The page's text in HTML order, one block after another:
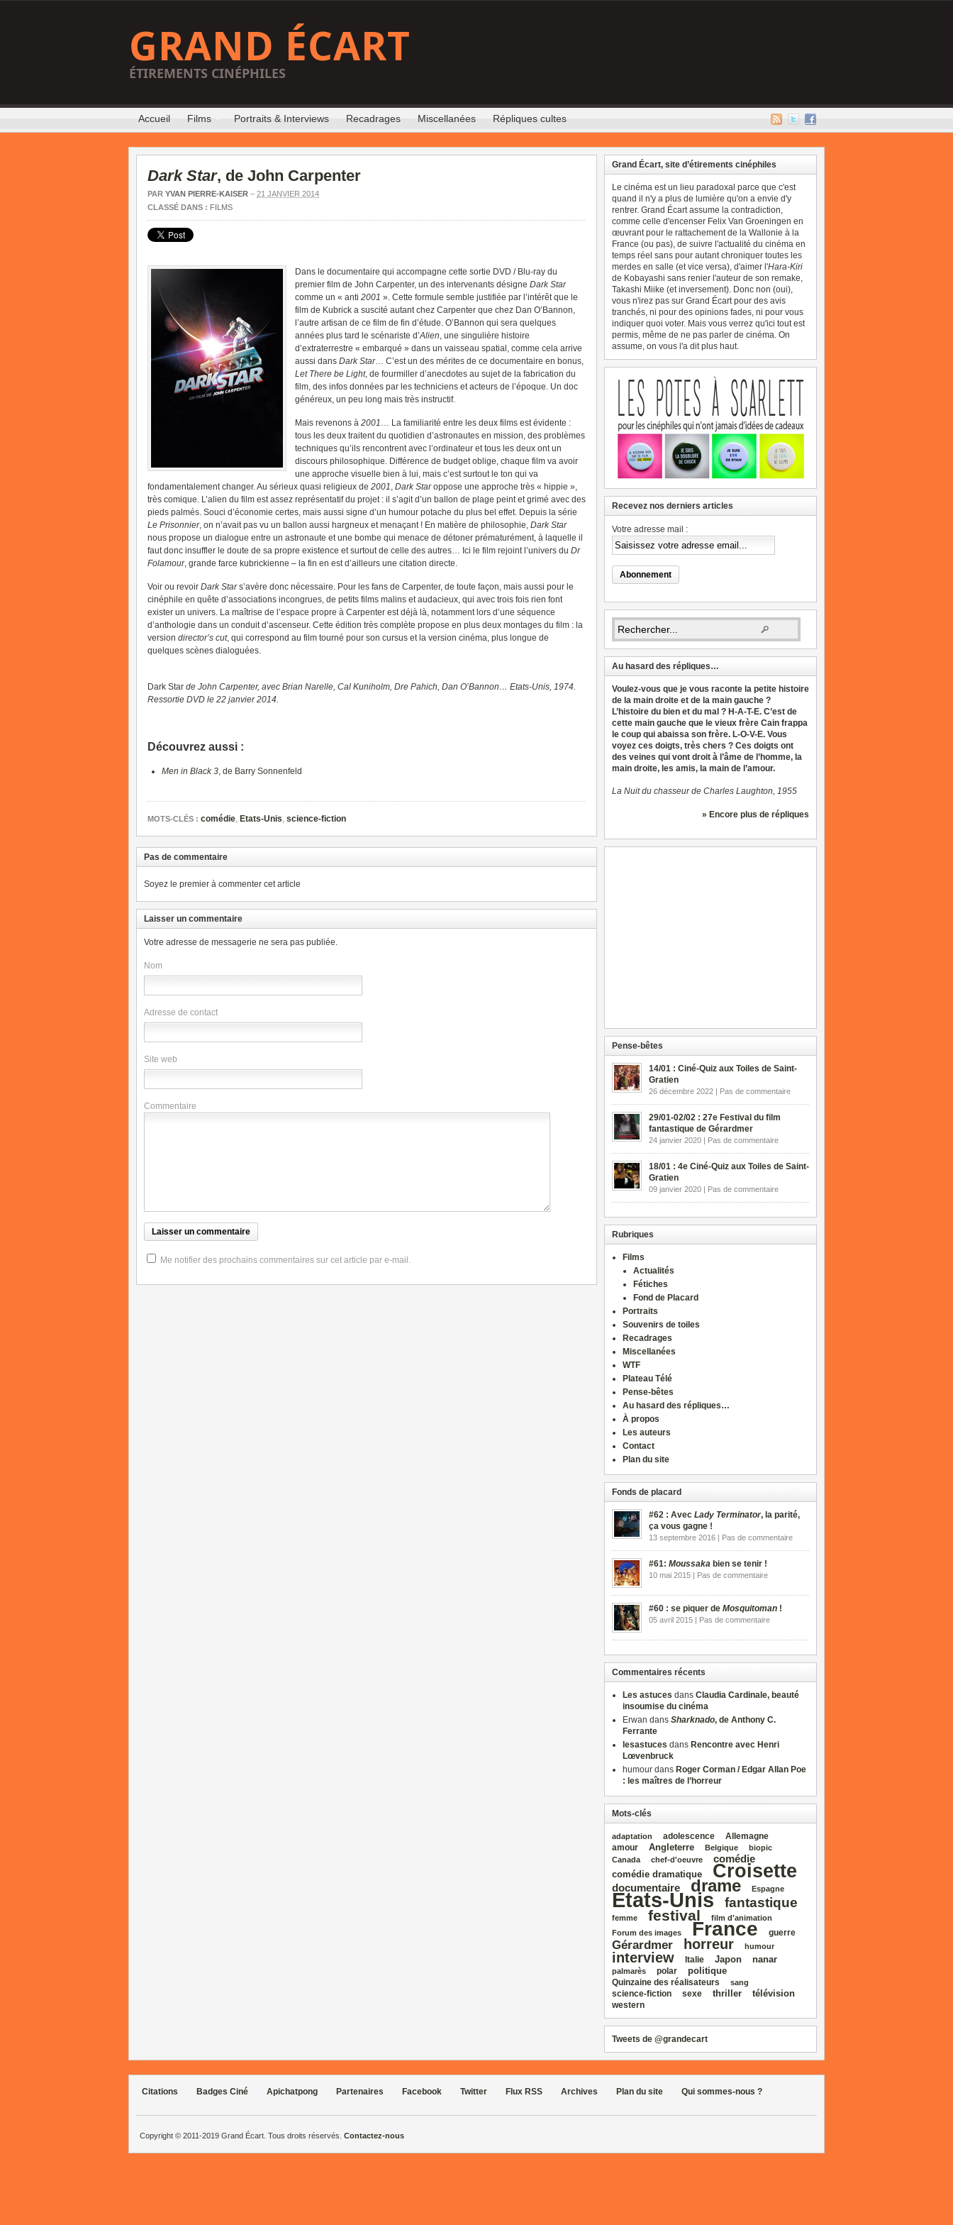
GRAND ÉCART
ÉTIREMENTS CINÉPHILES
Accueil Films Portraits & Interviews Recadrages Miscellanées Répliques cultes
Dark Star, de John Carpenter
PAR YVAN PIERRE-KAISER – 21 JANVIER 2014
CLASSÉ DANS : FILMS
Dans le documentaire qui accompagne cette sortie DVD / Blu-ray du
premier film de John Carpenter, un des intervenants désigne Dark Star
comme un « anti 2001 ». Cette formule semble justifiée par l’intérêt que le
film de Kubrick a suscité autant chez Carpenter que chez Dan O’Bannon,
l’autre artisan de ce film de fin d’étude. O’Bannon qui sera quelques
années plus tard le scénariste d’Alien, une singulière histoire
d’extraterrestre « embarqué » dans un vaisseau spatial, comme cela arrive
aussi dans Dark Star… C’est un des mérites de ce documentaire en bonus,
Let There be Light, de fourmiller d’anecdotes au sujet de la fabrication du
film, des infos données par les techniciens et acteurs de l’époque. Un doc
généreux, un peu long mais très instructif.
Mais revenons à 2001… La familiarité entre les deux films est évidente :
tous les deux traitent du quotidien d’astronautes en mission, des problèmes
techniques qu’ils rencontrent avec l’ordinateur et tous les deux ont un
discours philosophique. Différence de budget oblige, chaque film va avoir
une approche visuelle bien à lui, mais c’est surtout le ton qui va
fondamentalement changer. Au sérieux quasi religieux de 2001, Dark Staroppose une approche très « hippie »,
très comique. L’alien du film est assez représentatif du projet : il s’agit d’un ballon de plage peint et grimé avec des
pieds palmés. Souci d’économie certes, mais aussi signe d’un humour potache du plus bel effet. Depuis la série
Le Prisonnier, on n’avait pas vu un ballon aussi hargneux et menaçant ! En matière de philosophie, Dark Star
nous propose un dialogue entre un astronaute et une bombe qui menace de détoner prématurément, à laquelle il
faut donc insuffler le doute de sa propre existence et surtout de celle des autres… Ici le film rejoint l’univers du Dr
Folamour, grande farce kubrickienne – la fin en est d’ailleurs une citation directe.
Voir ou revoir Dark Stars’avère donc nécessaire. Pour les fans de Carpenter, de toute façon, mais aussi pour le
cinéphile en quête d’associations incongrues, de petits films malins et audacieux, qui avec trois fois rien font
exister un univers. La maîtrise de l’espace propre à Carpenter est déjà là, notamment lors d’une séquence
d’anthologie dans un conduit d’ascenseur. Cette édition très complète propose en plus deux montages du film : la
version director’s cut, qui correspond au film tourné pour son cursus et la version cinéma, plus longue de
quelques scènes dialoguées.
Dark Star de John Carpenter, avec Brian Narelle, Cal Kuniholm, Dre Pahich, Dan O’Bannon… Etats-Unis, 1974.
Ressortie DVD le 22 janvier 2014.
Découvrez aussi :
Men in Black 3, de Barry Sonnenfeld
MOTS-CLÉS : comédie, Etats-Unis, science-fiction
Pas de commentaire
Soyez le premier à commenter cet article
Laisser un commentaire
Votre adresse de messagerie ne sera pas publiée.
Nom
Adresse de contact
Site web
Commentaire
Me notifier des prochains commentaires sur cet article par e-mail.
Grand Écart, site d’étirements cinéphiles
Le cinéma est un lieu paradoxal parce que c'est
quand il n'y a plus de lumière qu'on a envie d'y
rentrer. Grand Écart assume la contradiction,
comme celle d'encenser Felix Van Groeningen en
œuvrant pour le rattachement de la Wallonie à la
France (ou pas), de suivre l'actualité du cinéma en
temps réel sans pour autant chroniquer toutes les
merdes en salle (et vice versa), d'aimer l'Hara-Kiri
de Kobayashi sans renier l'auteur de son remake,
Takashi Miike (et inversement). Donc non (oui),
vous n'irez pas sur Grand Écart pour des avis
tranchés, ni pour des opinions fades, ni pour vous
indiquer quoi voter. Mais vous verrez qu'ici tout est
permis, même de ne pas parler de cinéma. On
assume, on vous l'a dit plus haut.
Recevez nos derniers articles
Votre adresse mail :
Au hasard des répliques…
Voulez-vous que je vous raconte la petite histoire
de la main droite et de la main gauche ?
L’histoire du bien et du mal ? H-A-T-E. C’est de
cette main gauche que le vieux frère Cain frappa
le coup qui abaissa son frère. L-O-V-E. Vous
voyez ces doigts, très chers ? Ces doigts ont
des veines qui vont droit à l’âme de l’homme, la
main droite, les amis, la main de l’amour.
La Nuit du chasseur de Charles Laughton, 1955
» Encore plus de répliques
Pense-bêtes
14/01 : Ciné-Quiz aux Toiles de Saint-
Gratien
26 décembre 2022 | Pas de commentaire
29/01-02/02 : 27e Festival du film
fantastique de Gérardmer
24 janvier 2020 | Pas de commentaire
18/01 : 4e Ciné-Quiz aux Toiles de Saint-
Gratien
09 janvier 2020 | Pas de commentaire
Rubriques
Films
Actualités
Fétiches
Fond de Placard
Portraits
Souvenirs de toiles
Recadrages
Miscellanées
WTF
Plateau Télé
Pense-bêtes
Au hasard des répliques…
À propos
Les auteurs
Contact
Plan du site
Fonds de placard
#62 : Avec Lady Terminator, la parité,
ça vous gagne !
13 septembre 2016 | Pas de commentaire
#61: Moussaka bien se tenir !
10 mai 2015 | Pas de commentaire
#60 : se piquer de Mosquitoman !
05 avril 2015 | Pas de commentaire
Commentaires récents
Les astuces dans Claudia Cardinale, beauté
insoumise du cinéma
Erwan dans Sharknado, de Anthony C.
Ferrante
lesastuces dans Rencontre avec Henri
Lœvenbruck
humour dans Roger Corman / Edgar Allan Poe
: les maîtres de l’horreur
Mots-clés
adaptation adolescence Allemagne
amour Angleterre Belgique
biopic
Canada
chef‑d'oeuvre comédie
comédie dramatique Croisette
documentaire drame Espagne
Etats‑Unis fantastique
femme festival
film d'animation
Forum des images
France guerre
Gérardmer horreur humour
interview Italie Japon nanar
palmarès polar politique
Quinzaine des réalisateurs sang
science‑fiction sexe thriller télévision
western
Tweets de @grandecart
Citations Badges Ciné Apichatpong Partenaires Facebook Twitter Flux RSS Archives Plan du site Qui sommes-nous ?
Copyright © 2011-2019 Grand Écart. Tous droits réservés. Contactez-nous